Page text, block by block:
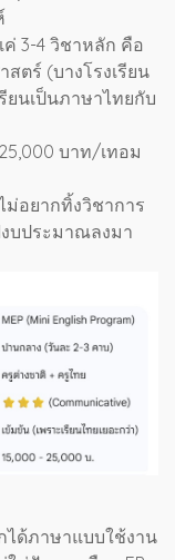
3-4 วิชาหลัก คือ
ตร์ (บางโรงเรียน
ยนเป็นภาษาไทยกับ
บาท/เทอม
ม่อยากทิ้งวิชาการ
บประมาณลงมา
ได้ภาษาแบบใช้งาน